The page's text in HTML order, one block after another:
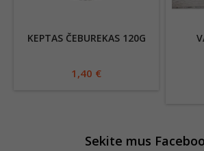
KEPTAS ČEBUREKAS 120G
1,40 €
Sekite mus